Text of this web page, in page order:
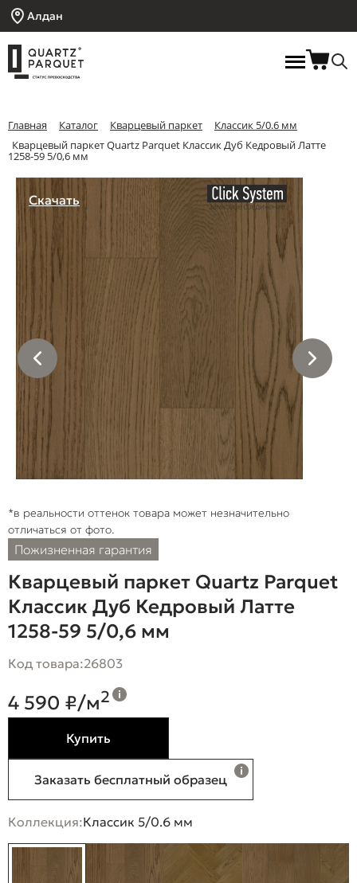
Алдан
Главная Каталог Кварцевый паркет
Классик 5/0.6 мм
Кварцевый паркет Quartz Parquet Классик Дуб Кедровый Латте
1258-59 5/0,6 мм
Скачать
*в реальности оттенок товара может незначительно
отличаться от фото.
Пожизненная гарантия
Кварцевый паркет Quartz Parquet
Классик Дуб Кедровый Латте
1258-59 5/0,6 мм
Код товара:26803
4 590 ₽/м2
Купить
Заказать бесплатный образец
Коллекция:Классик 5/0.6 мм